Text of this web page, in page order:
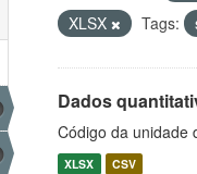
XLSX
Tags:
Dados
Código da unidade
XLSX CSV